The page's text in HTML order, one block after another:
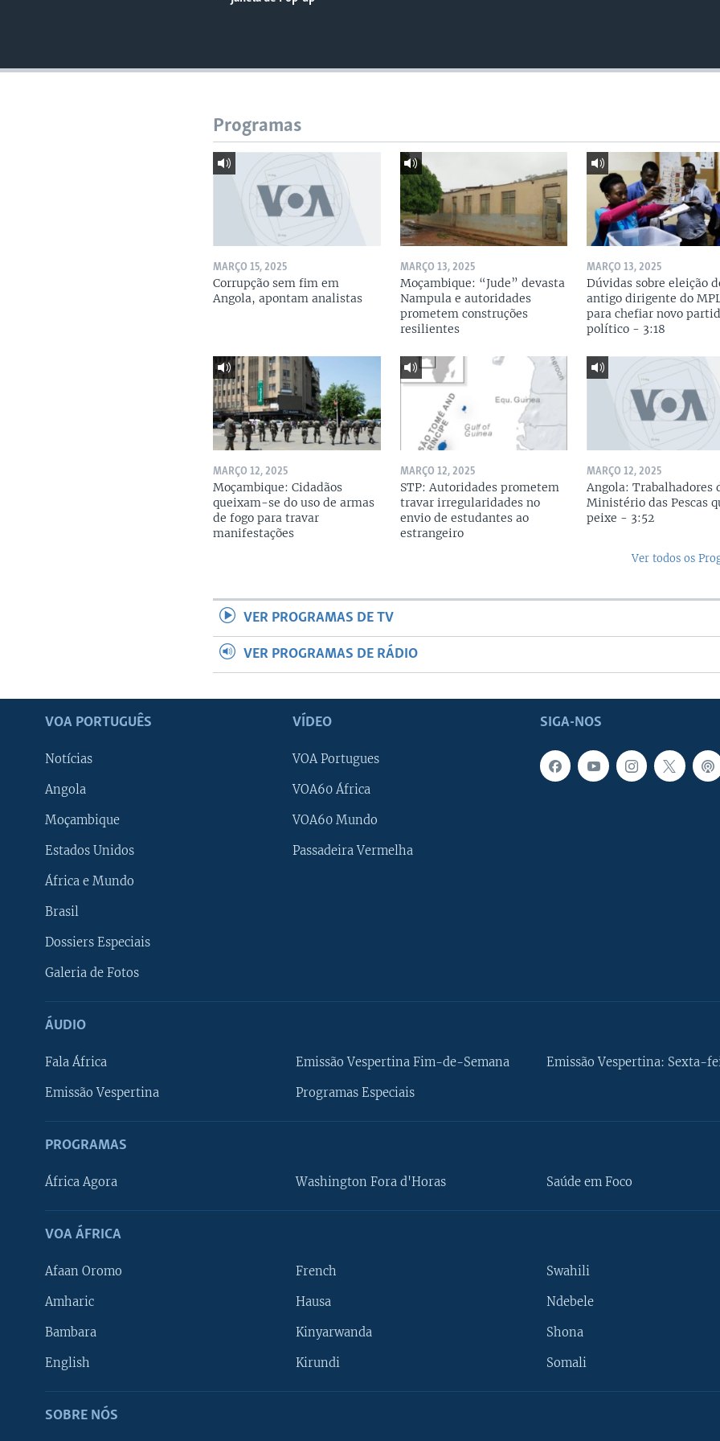
Programas
MARÇO 15, 2025
Corrupção sem fim em
Angola, apontam analistas
MARÇO 13, 2025
Moçambique: “Jude” devasta
Nampula e autoridades
prometem construções
resilientes
MARÇO 13, 2025
Dúvidas sobre eleição
antigo dirigente do
para chefiar novo
político - 3:18
MARÇO 12, 2025
Moçambique: Cidadãos
queixam-se do uso de armas
de fogo para travar
manifestações
MARÇO 12, 2025
STP: Autoridades prometem
travar irregularidades no
envio de estudantes ao
estrangeiro
MARÇO 12, 2025
Angola: Trabalhadores
Ministério das Pescas
peixe - 3:52
Ver todos os
VER PROGRAMAS DE TV
VER PROGRAMAS DE RÁDIO
SIGA-NOS
VOA PORTUGUÊS
Notícias
Angola
Moçambique
Estados Unidos
África e Mundo
Brasil
Dossiers Especiais
Galeria de Fotos
VÍDEO
VOA Portugues
VOA60 África
VOA60 Mundo
Passadeira Vermelha
ÁUDIO
Fala África
Emissão Vespertina
Emissão Vespertina Fim-de-Semana
Programas Especiais
Emissão Vespertina: Sexta-
PROGRAMAS
África Agora Washington Fora d'Horas Saúde em Foco
VOA ÁFRICA
Afaan Oromo
Amharic
Bambara
English
French
Hausa
Kinyarwanda
Kirundi
Swahili
Ndebele
Shona
Somali
SOBRE NÓS